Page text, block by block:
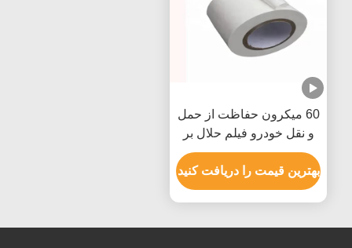
60 میکرون حفاظت از حمل
و نقل خودرو فیلم حلال بر
اساس اکریلیک RoHS تایید
شده است
بهترین قیمت را دریافت کنید